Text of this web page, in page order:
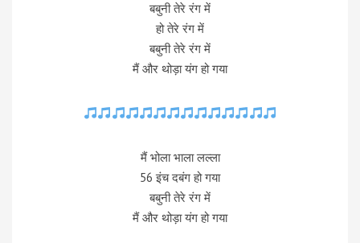
बबुनी तेरे रंग में
हो तेरे रंग में
बबुनी तेरे रंग में
मैं और थोड़ा यंग हो गया
मैं भोला भाला लल्ला
56 इंच दबंग हो गया
बबुनी तेरे रंग में
मैं और थोड़ा यंग हो गया